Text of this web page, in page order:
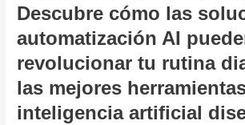
Descubre cómo las
automatización AI
revolucionar tu rutina
las mejores
inteligencia artificial